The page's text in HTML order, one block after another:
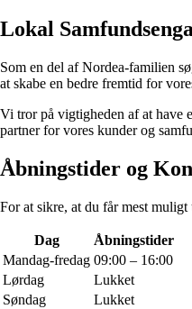
Lokal
Som en del af Nordea-familien
at skabe en bedre fremtid for
Vi tror på vigtigheden af ​​at have
partner for vores kunder og
Åbningstider og
For at sikre, at du får mest
Dag
Åbningstider
Mandag-fredag 09:00 – 16:00
Lørdag
Lukket
Søndag
Lukket